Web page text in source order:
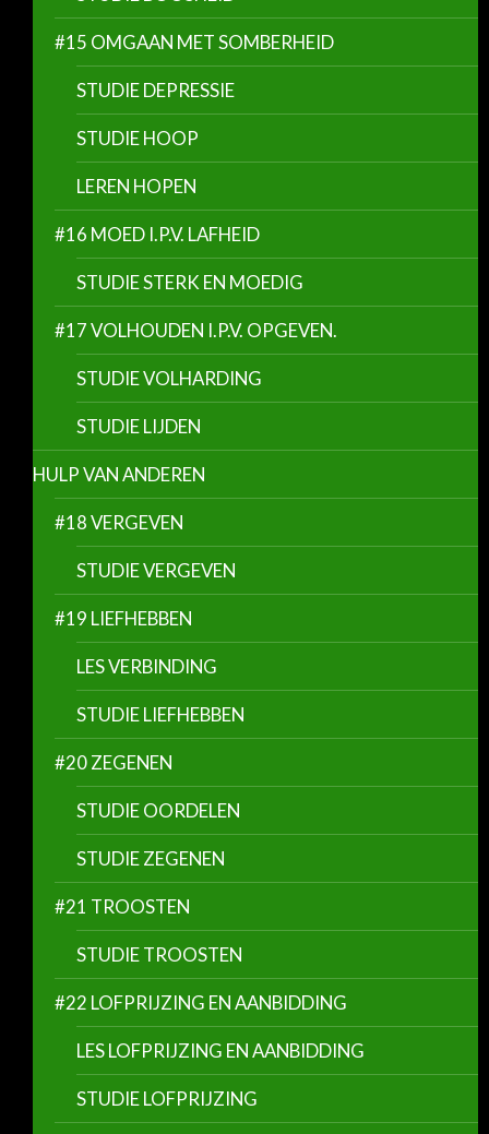
#15 OMGAAN MET SOMBERHEID
STUDIE DEPRESSIE
STUDIE HOOP
LEREN HOPEN
#16 MOED I.P.V. LAFHEID
STUDIE STERK EN MOEDIG
#17 VOLHOUDEN I.P.V. OPGEVEN.
STUDIE VOLHARDING
STUDIE LIJDEN
HULP VAN ANDEREN
#18 VERGEVEN
STUDIE VERGEVEN
#19 LIEFHEBBEN
LES VERBINDING
STUDIE LIEFHEBBEN
#20 ZEGENEN
STUDIE OORDELEN
STUDIE ZEGENEN
#21 TROOSTEN
STUDIE TROOSTEN
#22 LOFPRIJZING EN AANBIDDING
LES LOFPRIJZING EN AANBIDDING
STUDIE LOFPRIJZING